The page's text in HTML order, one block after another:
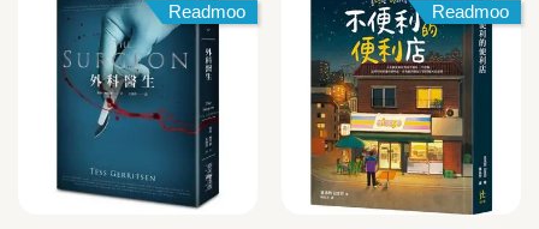
Readmoo Readmoo